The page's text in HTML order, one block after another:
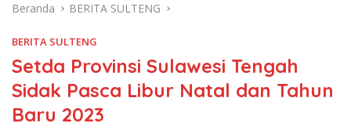
Beranda BERITA SULTENG
BERITA SULTENG
Setda Provinsi Sulawesi Tengah
Sidak Pasca Libur Natal dan Tahun
Baru 2023